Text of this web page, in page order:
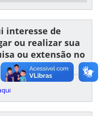
interesse de
ou realizar sua
ou extensão no